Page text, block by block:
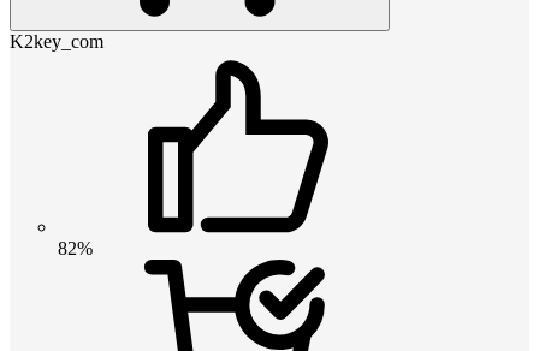
K2key_com
82%